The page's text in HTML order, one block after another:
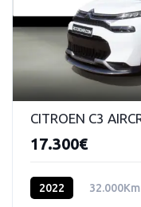
17.300€
2022 32.000Km